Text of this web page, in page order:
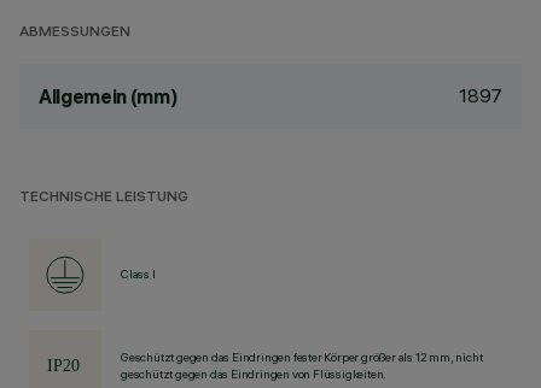
ABMESSUNGEN
Allgemein (mm) 1897
TECHNISCHE LEISTUNG
Class I
Geschützt gegen das Eindringen fester Körper größer als 12 mm, nicht
geschützt gegen das Eindringen von Flüssigkeiten.